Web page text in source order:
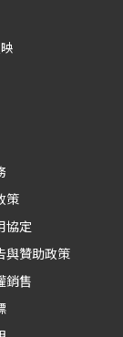
策
協定
與贊助政策
銷售